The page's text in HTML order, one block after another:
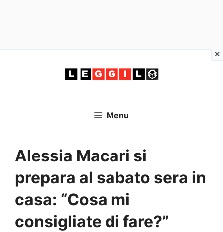
Menu
Alessia Macari si
prepara al sabato sera in
casa: “Cosa mi
consigliate di fare?”